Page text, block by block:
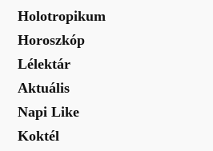
Holotropikum
Horoszkóp
Lélektár
Aktuális
Napi Like
Koktél